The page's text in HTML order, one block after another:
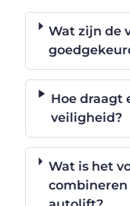
Wat zijn de
Hoe draagt
veiligheid?
Wat is het